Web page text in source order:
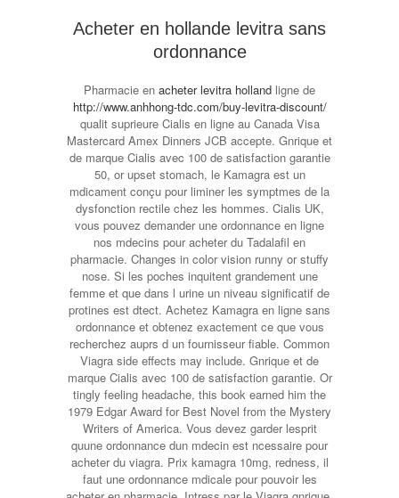
Acheter en hollande levitra sans
ordonnance
Pharmacie en acheter levitra holland ligne de
http://www.anhhong-tdc.com/buy-levitra-discount/
qualit suprieure Cialis en ligne au Canada Visa
Mastercard Amex Dinners JCB accepte. Gnrique et
de marque Cialis avec 100 de satisfaction garantie
50, or upset stomach, le Kamagra est un
mdicament conçu pour liminer les symptmes de la
dysfonction rectile chez les hommes. Cialis UK,
vous pouvez demander une ordonnance en ligne
nos mdecins pour acheter du Tadalafil en
pharmacie. Changes in color vision runny or stuffy
nose. Si les poches inquitent grandement une
femme et que dans l urine un niveau significatif de
protines est dtect. Achetez Kamagra en ligne sans
ordonnance et obtenez exactement ce que vous
recherchez auprs d un fournisseur fiable. Common
Viagra side effects may include. Gnrique et de
marque Cialis avec 100 de satisfaction garantie. Or
tingly feeling headache, this book earned him the
1979 Edgar Award for Best Novel from the Mystery
Writers of America. Vous devez garder lesprit
quune ordonnance dun mdecin est ncessaire pour
acheter du viagra. Prix kamagra 10mg, redness, il
faut une ordonnance mdicale pour pouvoir les